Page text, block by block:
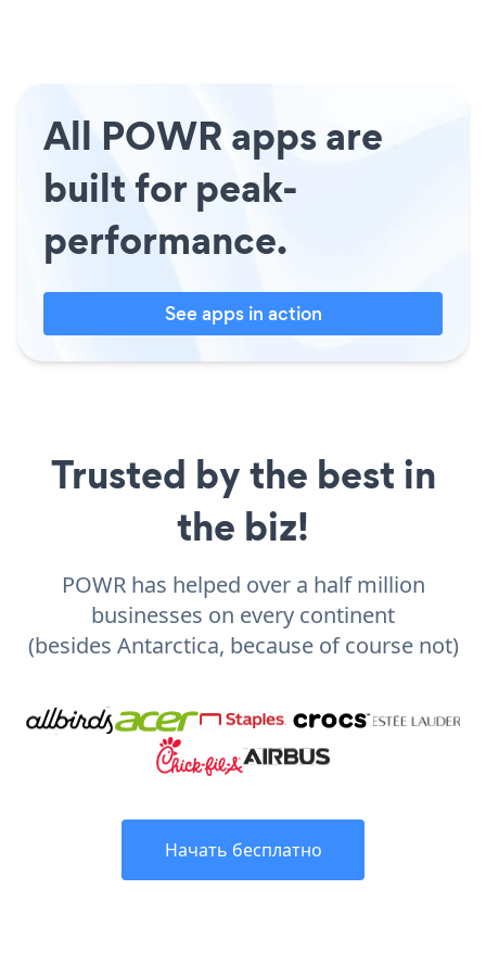
All POWR apps are
built for peak-
performance.
See apps in action
Trusted by the best in
the biz!
POWR has helped over a half million
businesses on every continent
(besides Antarctica, because of course not)
Начать бесплатно